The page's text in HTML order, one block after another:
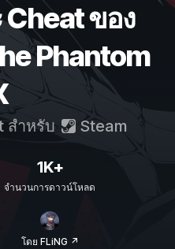
ของ
Phantom
สำหรับ Steam
1K+
จำนวนการดาวน์โหลด
โดย FLiNG ↗